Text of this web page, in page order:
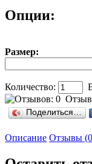
Опции:
Размер:
Количество:
Поделиться…
Описание Отзывы